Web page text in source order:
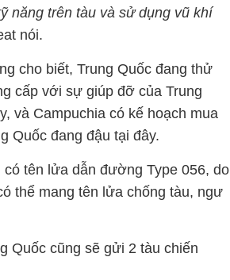
năng trên tàu và sử dụng vũ khí
nói.
cho biết, Trung Quốc đang thử
cấp với sự giúp đỡ của Trung
và Campuchia có kế hoạch mua
Quốc đang đậu tại đây.
tên lửa dẫn đường Type 056, do
thể mang tên lửa chống tàu, ngư
Quốc cũng sẽ gửi 2 tàu chiến